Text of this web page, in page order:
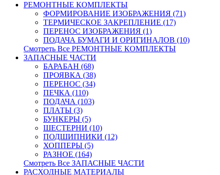
РЕМОНТНЫЕ КОМПЛЕКТЫ
ФОРМИРОВАНИЕ ИЗОБРАЖЕНИЯ (71)
ТЕРМИЧЕСКОЕ ЗАКРЕПЛЕНИЕ (17)
ПЕРЕНОС ИЗОБРАЖЕНИЯ (1)
ПОДАЧА БУМАГИ И ОРИГИНАЛОВ (10)
Смотреть Все РЕМОНТНЫЕ КОМПЛЕКТЫ
ЗАПАСНЫЕ ЧАСТИ
БАРАБАН (68)
ПРОЯВКА (38)
ПЕРЕНОС (34)
ПЕЧКА (110)
ПОДАЧА (103)
ПЛАТЫ (3)
БУНКЕРЫ (5)
ШЕСТЕРНИ (10)
ПОДШИПНИКИ (12)
ХОППЕРЫ (5)
РАЗНОЕ (164)
Смотреть Все ЗАПАСНЫЕ ЧАСТИ
РАСХОДНЫЕ МАТЕРИАЛЫ